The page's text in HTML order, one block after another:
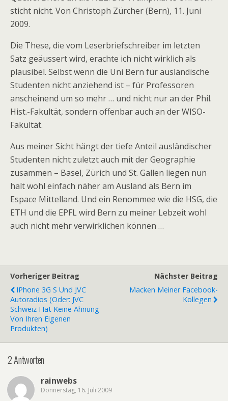
sticht nicht. Von Christoph Zürcher (Bern), 11. Juni
2009.
Die These, die vom Leserbriefschreiber im letzten
Satz geäussert wird, erachte ich nicht wirklich als
plausibel. Selbst wenn die Uni Bern für ausländische
Studenten nicht anziehend ist – für Professoren
anscheinend um so mehr … und nicht nur an der Phil.
Hist.-Fakultät, sondern offenbar auch an der WISO-
Fakultät.
Aus meiner Sicht hängt der tiefe Anteil ausländischer
Studenten nicht zuletzt auch mit der Geographie
zusammen – Basel, Zürich und St. Gallen liegen nun
halt wohl einfach näher am Ausland als Bern im
Espace Mittelland. Und ein Renommee wie die HSG, die
ETH und die EPFL wird Bern zu meiner Lebzeit wohl
auch nicht mehr verwirklichen können …
Vorheriger Beitrag
IPhone 3G S Und JVC
Autoradios (oder: JVC
Schweiz Hat Keine Ahnung
Von Ihren Eigenen
Produkten)
Nächster Beitrag
Macken Meiner Facebook-
Kollegen
2 Antworten
rainwebs
Donnerstag, 16. Juli 2009